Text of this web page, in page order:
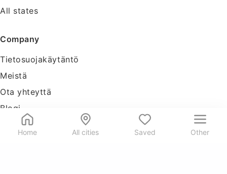
Home All cities Saved Other
All states
Company
Tietosuojakäytäntö
Meistä
Ota yhteyttä
Blogi
Tools